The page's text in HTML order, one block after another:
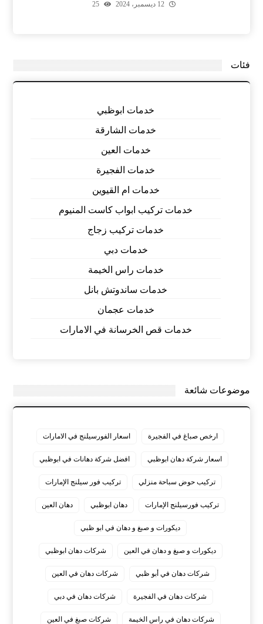
12 ديسمبر، 2024 25
فئات
خدمات ابوظبي
خدمات الشارقة
خدمات العين
خدمات الفجيرة
خدمات ام القيوين
خدمات تركيب ابواب كاست المنيوم
خدمات تركيب زجاج
خدمات دبي
خدمات راس الخيمة
خدمات ساندوتش بانل
خدمات عجمان
خدمات قص الخرسانة في الامارات
موضوعات شائعة
ارخص صباغ في الفجيرة اسعار الفورسيلنج في الامارات
اسعار شركة دهان ابوظبي افضل شركة دهانات في ابوظبي
تركيب حوض سباحة منزلي تركيب فور سيلنج الإمارات
تركيب فورسيلنج الإمارات دهان ابوظبي دهان العين
ديكورات و صبغ و دهان في ابو ظبي
ديكورات و صبغ و دهان في العين شركات دهان ابوظبي
شركات دهان في أبو ظبي شركات دهان في العين
شركات دهان في الفجيرة شركات دهان في دبي
شركات دهان في راس الخيمة شركات صبغ في العين